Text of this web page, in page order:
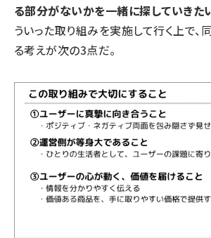
る部分がないかを一緒に探していきた
ういった取り組みを実施して行く上で、
る考えが次の3点だ。